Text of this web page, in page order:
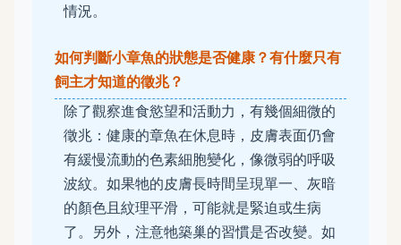
情況。
如何判斷小章魚的狀態是否健康？有什麼只有
飼主才知道的徵兆？
除了觀察進食慾望和活動力，有幾個細微的
徵兆：健康的章魚在休息時，皮膚表面仍會
有緩慢流動的色素細胞變化，像微弱的呼吸
波紋。如果牠的皮膚長時間呈現單一、灰暗
的顏色且紋理平滑，可能就是緊迫或生病
了。另外，注意牠築巢的習慣是否改變。如